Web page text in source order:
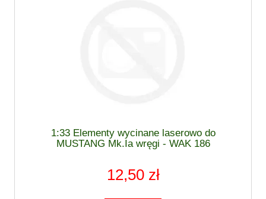
1:33 Elementy wycinane laserowo do
MUSTANG Mk.Ia wręgi - WAK 186
12,50 zł